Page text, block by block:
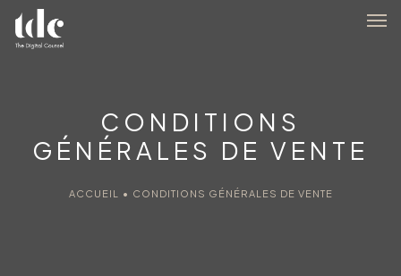
CONDITIONS
GÉNÉRALES DE VENTE
ACCUEIL • CONDITIONS GÉNÉRALES DE VENTE